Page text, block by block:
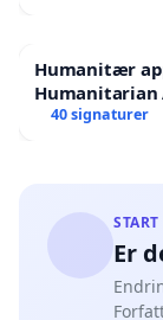
Humanitær
Humanitarian
Victims
40 signaturer
Er